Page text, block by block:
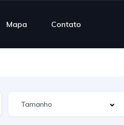
Mapa Contato